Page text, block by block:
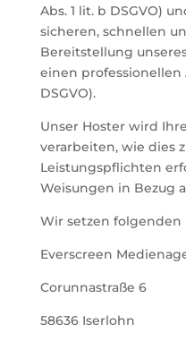
Abs. 1 lit. b DSGVO)
sicheren, schnellen
Bereitstellung
einen professionellen
DSGVO).
Unser Hoster wird
verarbeiten, wie dies
Leistungspflichten
Weisungen in Bezug
Wir setzen folgenden
Everscreen
Corunnastraße 6
58636 Iserlohn